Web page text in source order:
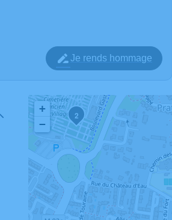
Je rends hommage
2
+
−